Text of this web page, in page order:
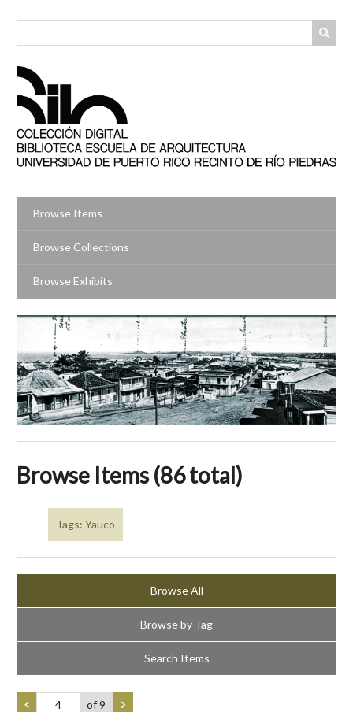
Browse Items
Browse Collections
Browse Exhibits
Browse Items (86 total)
Tags: Yauco
Browse All
Browse by Tag
Search Items
of 9